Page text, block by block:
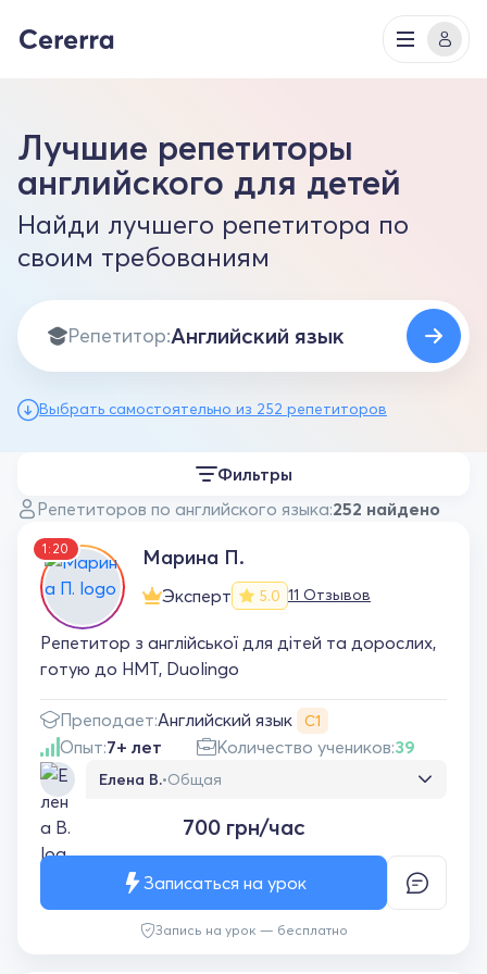
Лучшие репетиторы
английского для детей
Найди лучшего репетитора по
своим требованиям
Репетитор:
Выбрать самостоятельно из 252 репетиторов
Репетиторов по английского языка:252 найдено
Фильтры
1:20 Марина П.
Эксперт 5.0 11 Отзывов
Репетитор з англійської для дітей та дорослих,
готую до НМТ, Duolingo
Преподает:Английский язык С1
Опыт:7+ лет Количество учеников:39
Елена В.•Общая
чудові уроки англійської мови. Заняття
атмосфері, матеріал пояснюється зрозуміло
й цікаво. Особливо подобається
індивідуальний підхід та підтримка під час
навчання. Завдяки урокам я стала більш
700 грн/час
Запись на урок — бесплатно
Записаться на урок